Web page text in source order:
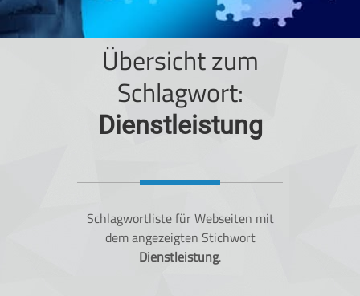
Übersicht zum
Schlagwort:
Dienstleistung
Schlagwortliste für Webseiten mit
dem angezeigten Stichwort
Dienstleistung.